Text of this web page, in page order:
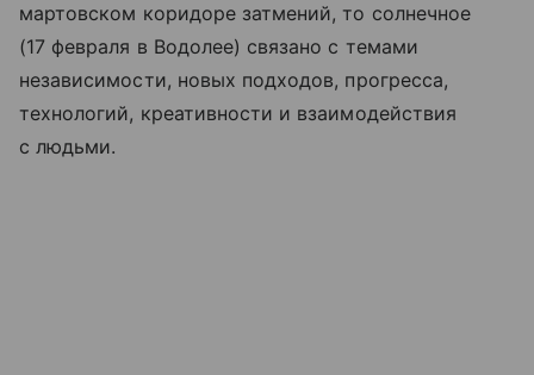
мартовском коридоре затмений, то солнечное
(17 февраля в Водолее) связано с темами
независимости, новых подходов, прогресса,
технологий, креативности и взаимодействия
с людьми.